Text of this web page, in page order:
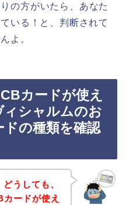
の方がいたら、あなた
いる！と、判断されて
よ。
カードが使え
ィシャルムのお
の種類を確認
うしても、
ードが使え